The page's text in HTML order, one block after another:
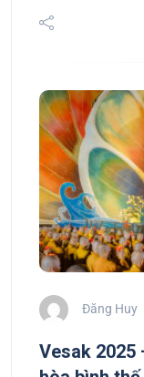
Đăng Huy
Vesak 2025